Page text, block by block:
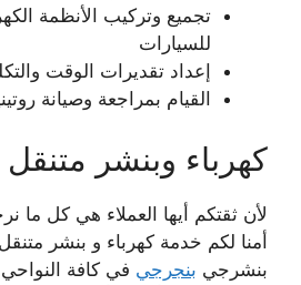
تجميع وتركيب الأنظمة
للسيارات
إعداد تقديرات الوقت
القيام بمراجعة وصيانة
كهرباء وبنشر متنقل
لأن ثقتكم أيها العملاء هي كل ما
أمنا لكم خدمة كهرباء و بنشر متنقل
بنشرجي بنجرجي في كافة